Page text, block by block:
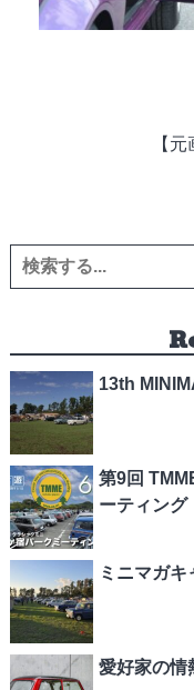
【元
検索:
13th
第9回
ーティング
ミニマガ
愛好家の情